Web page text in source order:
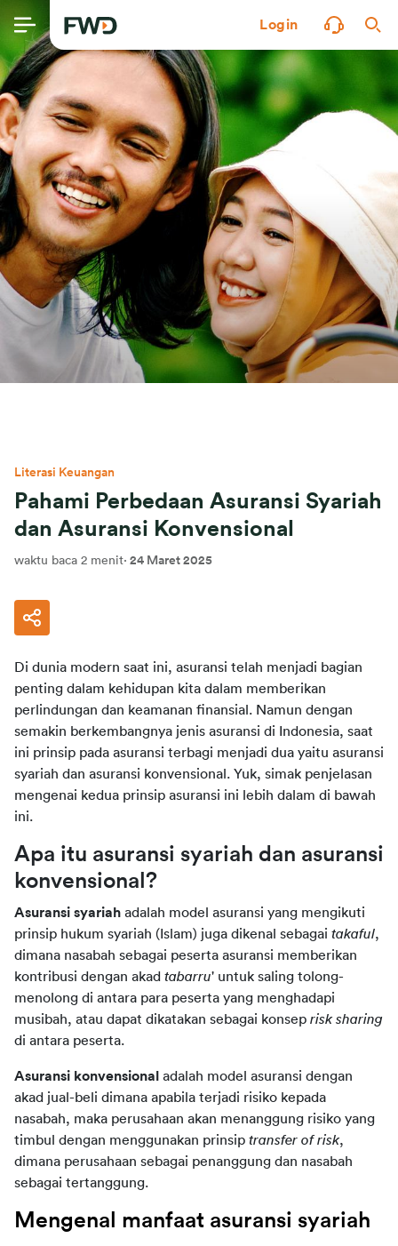
Login
Literasi Keuangan
Pahami Perbedaan Asuransi Syariah
dan Asuransi Konvensional
waktu baca 2 menit· 24 Maret 2025
Di dunia modern saat ini, asuransi telah menjadi bagian
penting dalam kehidupan kita dalam memberikan
perlindungan dan keamanan finansial. Namun dengan
semakin berkembangnya jenis asuransi di Indonesia, saat
ini prinsip pada asuransi terbagi menjadi dua yaitu asuransi
syariah dan asuransi konvensional. Yuk, simak penjelasan
mengenai kedua prinsip asuransi ini lebih dalam di bawah
ini.
Apa itu asuransi syariah dan asuransi
konvensional?
Asuransi syariah adalah model asuransi yang mengikuti
prinsip hukum syariah (Islam) juga dikenal sebagai takaful,
dimana nasabah sebagai peserta asuransi memberikan
kontribusi dengan akad tabarru' untuk saling tolong-
menolong di antara para peserta yang menghadapi
musibah, atau dapat dikatakan sebagai konsep risk sharing
di antara peserta.
Asuransi konvensional adalah model asuransi dengan
akad jual-beli dimana apabila terjadi risiko kepada
nasabah, maka perusahaan akan menanggung risiko yang
timbul dengan menggunakan prinsip transfer of risk,
dimana perusahaan sebagai penanggung dan nasabah
sebagai tertanggung.
Mengenal manfaat asuransi syariah